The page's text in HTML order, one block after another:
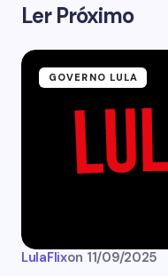
Ler Próximo
GOVERNO LULA
LulaFlixon 11/09/2025